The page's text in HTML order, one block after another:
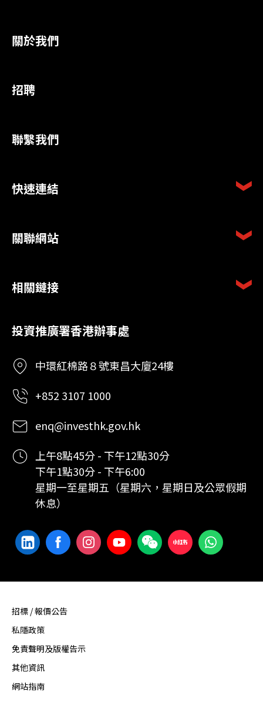
關於我們
招聘
聯繫我們
快速連結
關聯網站
相關鏈接
投資推廣署香港辦事處
中環紅棉路８號東昌大廈24樓
+852 3107 1000
enq@investhk.gov.hk
上午8點45分 - 下午12點30分
下午1點30分 - 下午6:00
星期一至星期五（星期六，星期日及公眾假期
休息）
招標 / 報價公告
私隱政策
免責聲明及版權告示
其他資訊
網站指南